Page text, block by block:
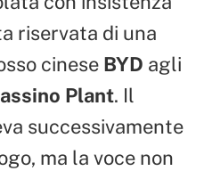
riservata di una
cinese BYD agli
Plant. Il
successivamente
ma la voce non